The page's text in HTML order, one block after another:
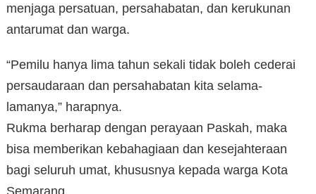
menjaga persatuan, persahabatan, dan kerukunan
antarumat dan warga.
“Pemilu hanya lima tahun sekali tidak boleh cederai
persaudaraan dan persahabatan kita selama-
lamanya,” harapnya.
Rukma berharap dengan perayaan Paskah, maka
bisa memberikan kebahagiaan dan kesejahteraan
bagi seluruh umat, khususnya kepada warga Kota
Semarang.